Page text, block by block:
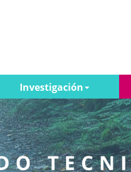
Investigación